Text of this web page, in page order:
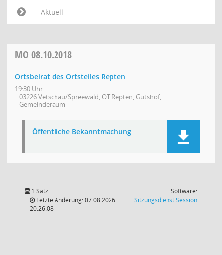
Aktuell
MO 08.10.2018
Ortsbeirat des Ortsteiles Repten
19:30 Uhr
03226 Vetschau/Spreewald, OT Repten, Gutshof,
Gemeinderaum
Öffentliche Bekanntmachung
1 Satz
Letzte Änderung: 07.08.2026
20:26:08
Software:
SitzungsdienstSession(Wird in